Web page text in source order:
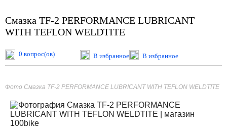
Смазка TF-2 PERFORMANCE LUBRICANT
WITH TEFLON WELDTITE
0 вопрос(ов) В избранное В избранное
Фото Смазка TF-2 PERFORMANCE LUBRICANT WITH TEFLON WELDTITE